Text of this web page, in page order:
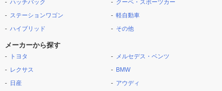
ハッチバック
ステーションワゴン
ハイブリッド
クーペ・スポーツカー
軽自動車
その他
メーカーから探す
トヨタ
レクサス
日産
メルセデス・ベンツ
BMW
アウディ